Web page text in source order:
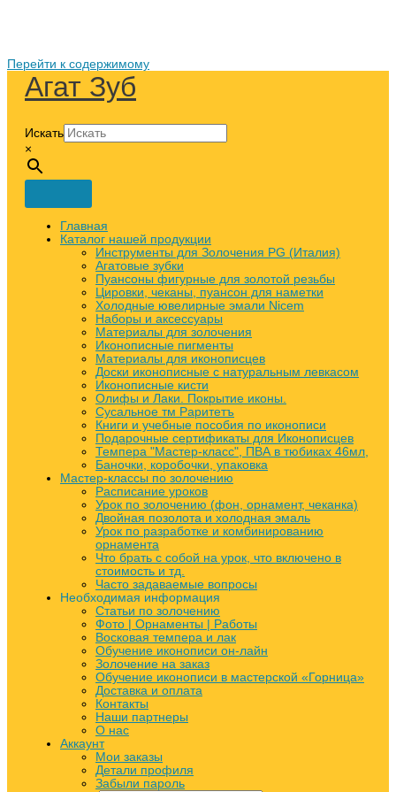
Перейти к содержимому
Агат Зуб
Искать
×
Главная
Каталог нашей продукции
Инструменты для Золочения PG (Италия)
Агатовые зубки
Пуансоны фигурные для золотой резьбы
Цировки, чеканы, пуансон для наметки
Холодные ювелирные эмали Nicem
Наборы и аксессуары
Материалы для золочения
Иконописные пигменты
Материалы для иконописцев
Доски иконописные с натуральным левкасом
Иконописные кисти
Олифы и Лаки. Покрытие иконы.
Сусальное тм Раритетъ
Книги и учебные пособия по иконописи
Подарочные сертификаты для Иконописцев
Темпера "Мастер-класс", ПВА в тюбиках 46мл,
Баночки, коробочки, упаковка
Мастер-классы по золочению
Расписание уроков
Урок по золочению (фон, орнамент, чеканка)
Двойная позолота и холодная эмаль
Урок по разработке и комбинированию
орнамента
Что брать с собой на урок, что включено в
стоимость и тд.
Часто задаваемые вопросы
Необходимая информация
Статьи по золочению
Фото | Орнаменты | Работы
Восковая темпера и лак
Обучение иконописи он-лайн
Золочение на заказ
Обучение иконописи в мастерской «Горница»
Доставка и оплата
Контакты
Наши партнеры
О нас
Аккаунт
Мои заказы
Детали профиля
Забыли пароль